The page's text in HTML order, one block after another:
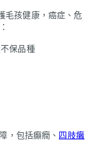
毛孩健康，癌症、危
保品種
，包括癲癇、 四肢癱